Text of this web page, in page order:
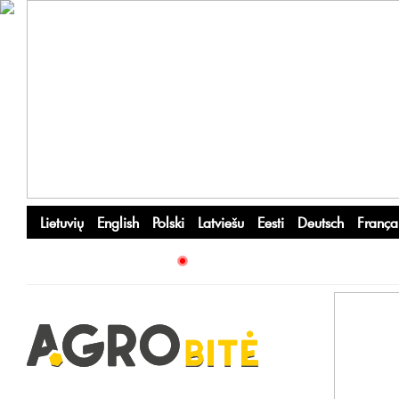
Lietuvių English Polski Latviešu Eesti Deutsch